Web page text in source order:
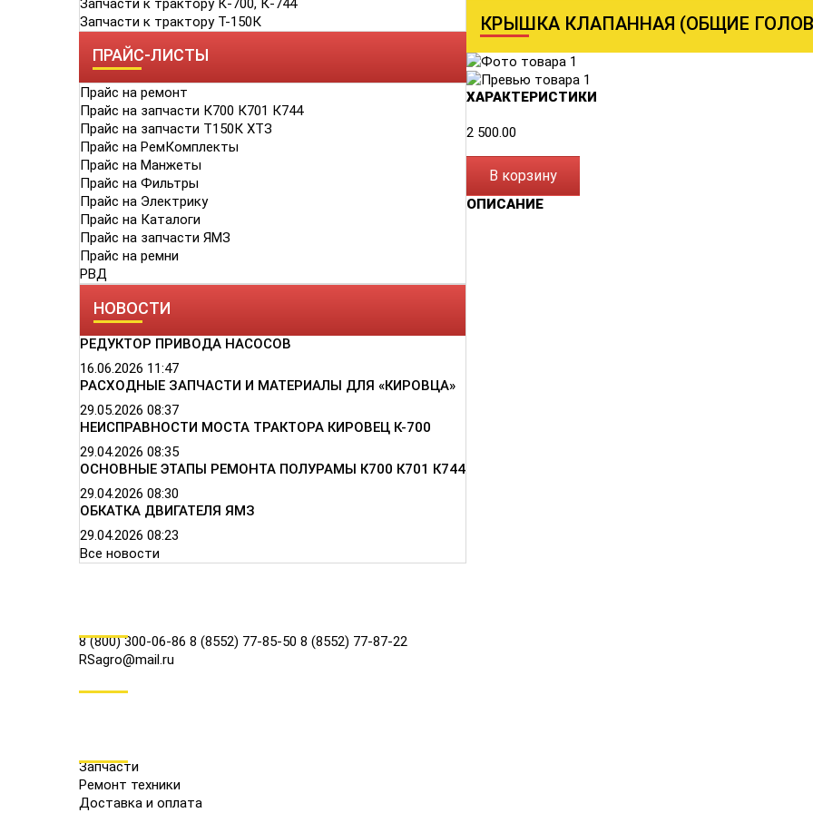
Запчасти к трактору К-700, К-744
Запчасти к трактору Т-150К
ПРАЙС-ЛИСТЫ
Прайс на ремонт
Прайс на запчасти К700 К701 К744
Прайс на запчасти Т150К ХТЗ
Прайс на РемКомплекты
Прайс на Манжеты
Прайс на Фильтры
Прайс на Электрику
Прайс на Каталоги
Прайс на запчасти ЯМЗ
Прайс на ремни
РВД
НОВОСТИ
РЕДУКТОР ПРИВОДА НАСОСОВ
16.06.2026 11:47
РАСХОДНЫЕ ЗАПЧАСТИ И МАТЕРИАЛЫ ДЛЯ «КИРОВЦА»
29.05.2026 08:37
НЕИСПРАВНОСТИ МОСТА ТРАКТОРА КИРОВЕЦ К-700
29.04.2026 08:35
ОСНОВНЫЕ ЭТАПЫ РЕМОНТА ПОЛУРАМЫ К700 К701 К744
29.04.2026 08:30
ОБКАТКА ДВИГАТЕЛЯ ЯМЗ
29.04.2026 08:23
Все новости
КРЫШКА КЛАПАННАЯ (ОБЩИЕ
ХАРАКТЕРИСТИКИ
2 500.00
В корзину
ОПИСАНИЕ
8 (800) 300-06-86 8 (8552) 77-85-50 8 (8552) 77-87-22
RSagro@mail.ru
Запчасти
Ремонт техники
Доставка и оплата